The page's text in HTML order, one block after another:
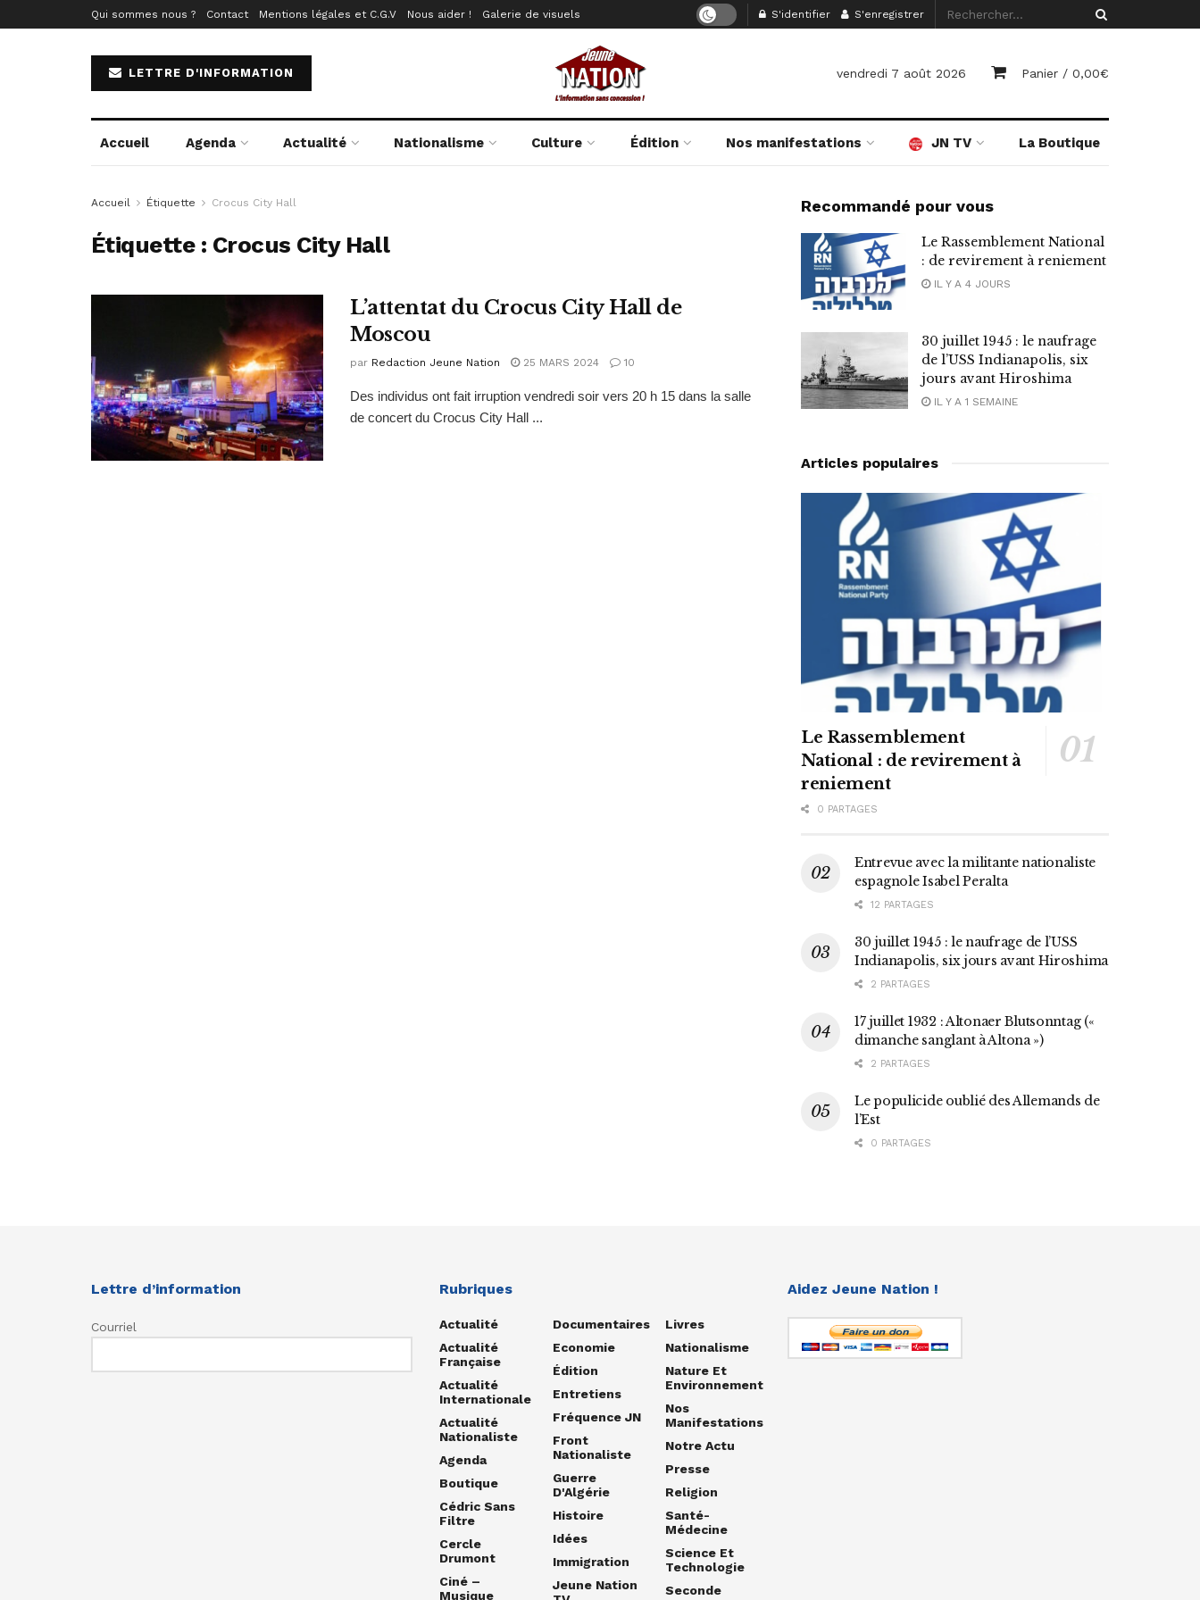
Qui sommes nous ? Contact Mentions légales et C.G.V Nous aider ! Galerie de visuels S'identifier S'enregistrer
LETTRE D'INFORMATION vendredi 7 août 2026 Panier / 0,00€
Accueil Agenda Actualité Nationalisme Culture Édition Nos manifestations JN TV La Boutique
Accueil Étiquette Crocus City Hall
Étiquette : Crocus City Hall
L’attentat du Crocus City Hall de
Moscou
par Redaction Jeune Nation 25 MARS 2024 10
Des individus ont fait irruption vendredi soir vers 20 h 15 dans la salle
de concert du Crocus City Hall ...
Recommandé pour vous
Le Rassemblement National
: de revirement à reniement
IL Y A 4 JOURS
30 juillet 1945 : le naufrage
de l’USS Indianapolis, six
jours avant Hiroshima
IL Y A 1 SEMAINE
Articles populaires
Le Rassemblement
National : de revirement à
reniement
0 PARTAGES
Entrevue avec la militante nationaliste
espagnole Isabel Peralta
12 PARTAGES
30 juillet 1945 : le naufrage de l’USS
Indianapolis, six jours avant Hiroshima
2 PARTAGES
17 juillet 1932 : Altonaer Blutsonntag («
dimanche sanglant à Altona »)
2 PARTAGES
Le populicide oublié des Allemands de
l’Est
0 PARTAGES
Lettre d’information
Courriel
Rubriques
Actualité
Actualité
Française
Actualité
Internationale
Actualité
Nationaliste
Agenda
Boutique
Cédric Sans
Filtre
Cercle
Drumont
Ciné –
Musique
Documentaires
Economie
Édition
Entretiens
Fréquence JN
Front
Nationaliste
Guerre
D'Algérie
Histoire
Idées
Immigration
Jeune Nation
Livres
Nationalisme
Nature Et
Environnement
Nos
Manifestations
Notre Actu
Presse
Religion
Santé-
Médecine
Science Et
Technologie
Seconde
Aidez Jeune Nation !